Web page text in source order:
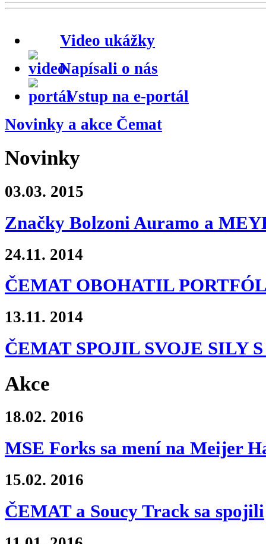
Video ukážky
Napísali o nás
Vstup na e-portál
Novinky a akce Čemat
Novinky
03.03. 2015
Značky Bolzoni Auramo a
24.11. 2014
ČEMAT OBOHATIL
13.11. 2014
ČEMAT SPOJIL SVOJE SILY
Akce
18.02. 2016
MSE Forks sa mení na Meijer
15.02. 2016
ČEMAT a Soucy Track sa spojili